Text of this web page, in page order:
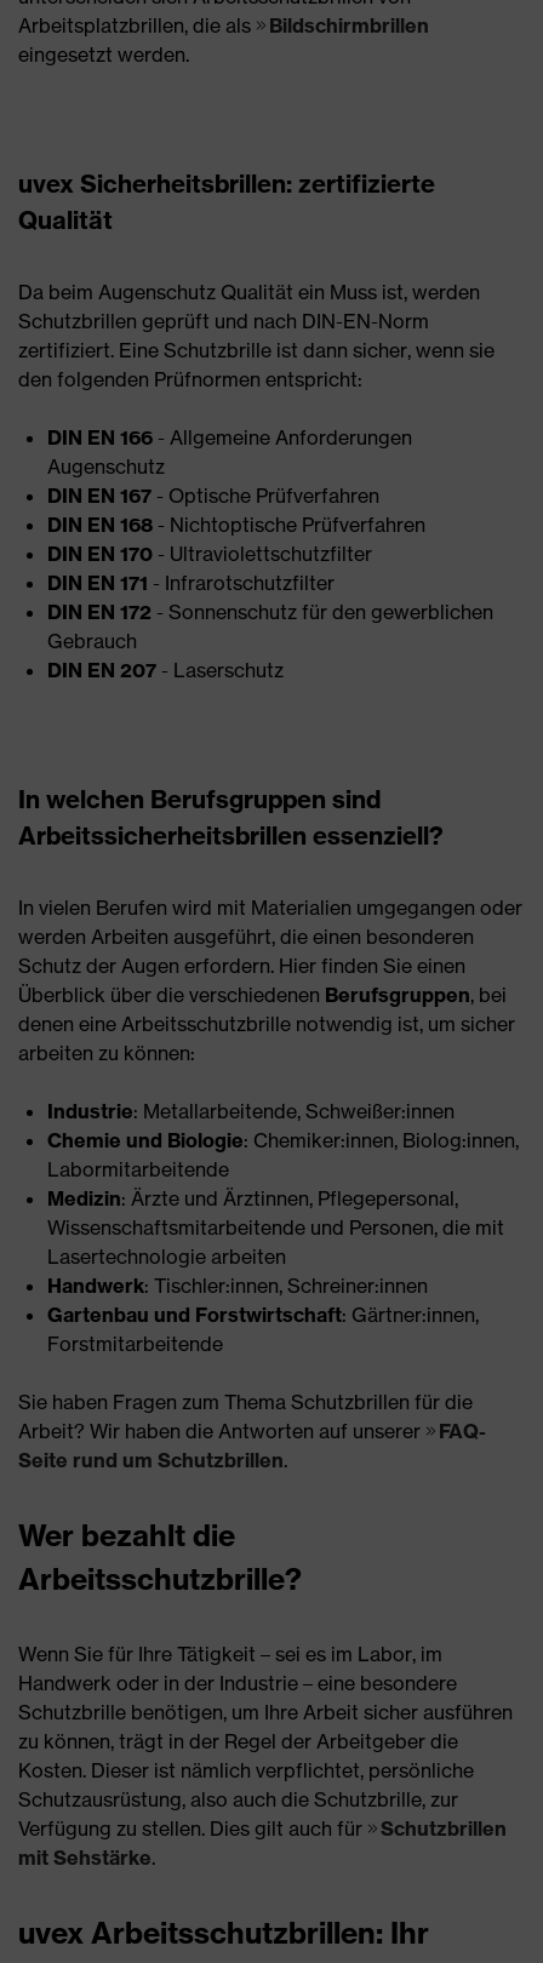
Arbeitsplatzbrillen, die als
Bildschirmbrillen
eingesetzt werden.
uvex Sicherheitsbrillen: zertifizierte
Qualität
Da beim Augenschutz Qualität ein Muss ist, werden
Schutzbrillen geprüft und nach DIN-EN-Norm
zertifiziert. Eine Schutzbrille ist dann sicher, wenn sie
den folgenden Prüfnormen entspricht:
DIN EN 166 - Allgemeine Anforderungen
Augenschutz
DIN EN 167 - Optische Prüfverfahren
DIN EN 168 - Nichtoptische Prüfverfahren
DIN EN 170 - Ultraviolettschutzfilter
DIN EN 171 - Infrarotschutzfilter
DIN EN 172 - Sonnenschutz für den gewerblichen
Gebrauch
DIN EN 207 - Laserschutz
In welchen Berufsgruppen sind
Arbeitssicherheitsbrillen essenziell?
In vielen Berufen wird mit Materialien umgegangen oder
werden Arbeiten ausgeführt, die einen besonderen
Schutz der Augen erfordern. Hier finden Sie einen
Überblick über die verschiedenen Berufsgruppen, bei
denen eine Arbeitsschutzbrille notwendig ist, um sicher
arbeiten zu können:
Industrie: Metallarbeitende, Schweißer:innen
Chemie und Biologie: Chemiker:innen, Biolog:innen,
Labormitarbeitende
Medizin: Ärzte und Ärztinnen, Pflegepersonal,
Wissenschaftsmitarbeitende und Personen, die mit
Lasertechnologie arbeiten
Handwerk: Tischler:innen, Schreiner:innen
Gartenbau und Forstwirtschaft: Gärtner:innen,
Forstmitarbeitende
Sie haben Fragen zum Thema Schutzbrillen für die
Arbeit? Wir haben die Antworten auf unserer
FAQ-
Seite rund um Schutzbrillen.
Wer bezahlt die
Arbeitsschutzbrille?
Wenn Sie für Ihre Tätigkeit – sei es im Labor, im
Handwerk oder in der Industrie – eine besondere
Schutzbrille benötigen, um Ihre Arbeit sicher ausführen
zu können, trägt in der Regel der Arbeitgeber die
Kosten. Dieser ist nämlich verpflichtet, persönliche
Schutzausrüstung, also auch die Schutzbrille, zur
Verfügung zu stellen. Dies gilt auch für
Schutzbrillen
mit Sehstärke.
uvex Arbeitsschutzbrillen: Ihr